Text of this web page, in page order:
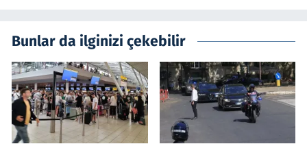
Bunlar da ilginizi çekebilir